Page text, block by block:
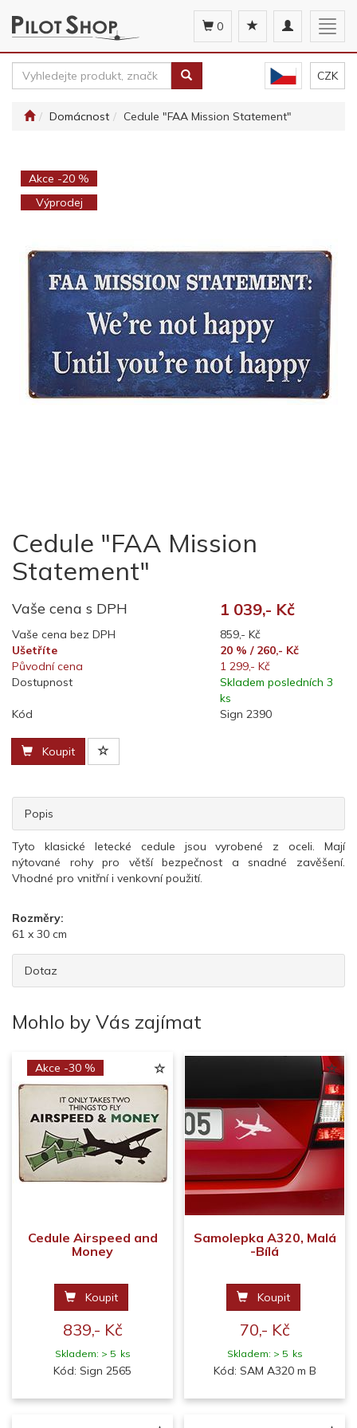
Toggle
navigation
0
CZK
Domácnost Cedule "FAA Mission Statement"
Akce -20 %
Výprodej
Cedule "FAA Mission
Statement"
Vaše cena s DPH 1 039,- Kč
Vaše cena bez DPH
859,- Kč
Ušetříte
20 % / 260,- Kč
Původní cena
1 299,- Kč
Dostupnost
Skladem posledních 3
ks
Kód
Sign 2390
Koupit
Popis
Tyto klasické letecké cedule jsou vyrobené z oceli. Mají
nýtované rohy pro větší bezpečnost a snadné zavěšení.
Vhodné pro vnitřní i venkovní použití.
Rozměry:
61 x 30 cm
Dotaz
Mohlo by Vás zajímat
Akce -30 %
Cedule Airspeed and
Money
Koupit
839,- Kč
Skladem: > 5 ks
Kód: Sign 2565
Samolepka A320, Malá
-Bílá
Koupit
70,- Kč
Skladem: > 5 ks
Kód: SAM A320 m B